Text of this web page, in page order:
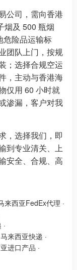
公司，需向香港
烟及 500 瓶烟
危险品运输标
团队上门，按规
；选择合规空运
，主动与香港海
仅用 60 小时就
渗漏，客户对我
，选择我们，即
到专业清关、上
安全、合规、高
来西亚FedEx代理 ·
·
马来西亚快递 ·
进口产品 ·